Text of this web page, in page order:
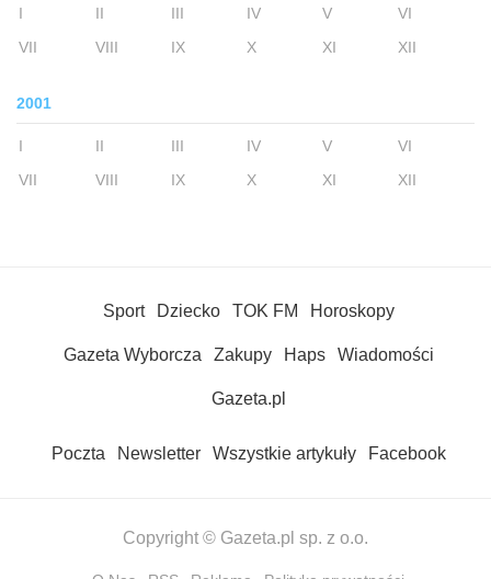
I II III IV V
VI
VII
VIII IX X XI XII
2001
I II III IV V
VI
VII
VIII IX X XI XII
Sport Dziecko TOK FM Horoskopy
Gazeta Wyborcza Zakupy Haps Wiadomości
Gazeta.pl
Poczta Newsletter Wszystkie artykuły Facebook
Copyright © Gazeta.pl sp. z o.o.